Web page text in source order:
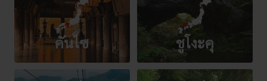
คันไซ ชูโงะคุ